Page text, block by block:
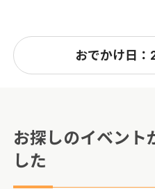
おでかけ日：
お探しのイベント
した